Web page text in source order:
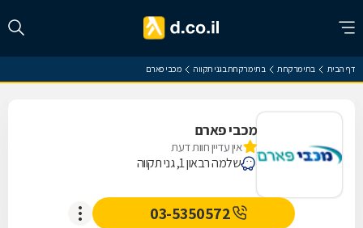
דף הבית בתי מרקחת בתי מרקחת בגני תקווה מכבי פארם
מכבי פארם
אין עדיין חוות דעת
שלמה רבאון 1, גני תקווה
03-5350572